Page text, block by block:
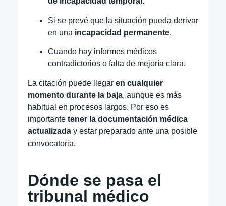
Si se prevé que la situación pueda derivar
en una incapacidad permanente.
Cuando hay informes médicos
contradictorios o falta de mejoría clara.
La citación puede llegar en cualquier
momento durante la baja, aunque es más
habitual en procesos largos. Por eso es
importante tener la documentación médica
actualizada y estar preparado ante una posible
convocatoria.
Dónde se pasa el
tribunal médico